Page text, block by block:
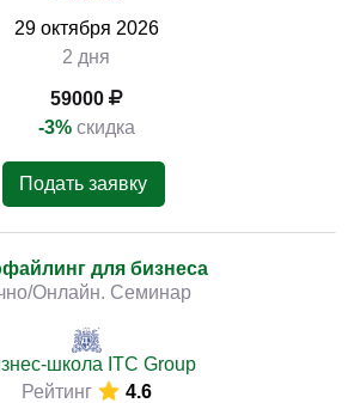
29 октября 2026
2 дня
59000
-3% скидка
Подать заявку
для бизнеса
Онлайн. Семинар
школа ITC Group
Рейтинг
4.6